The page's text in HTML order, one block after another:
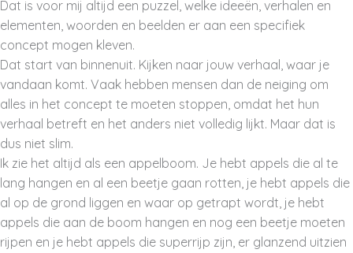
Dat is voor mij altijd een puzzel, welke ideeën, verhalen en
elementen, woorden en beelden er aan een specifiek
concept mogen kleven.
Dat start van binnenuit. Kijken naar jouw verhaal, waar je
vandaan komt. Vaak hebben mensen dan de neiging om
alles in het concept te moeten stoppen, omdat het hun
verhaal betreft en het anders niet volledig lijkt. Maar dat is
dus niet slim.
Ik zie het altijd als een appelboom. Je hebt appels die al te
lang hangen en al een beetje gaan rotten, je hebt appels die
al op de grond liggen en waar op getrapt wordt, je hebt
appels die aan de boom hangen en nog een beetje moeten
rijpen en je hebt appels die superrijp zijn, er glanzend uitzien